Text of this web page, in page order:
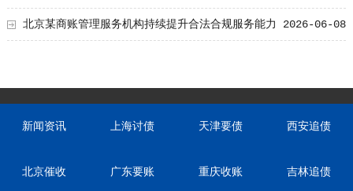
2026-06-08
北京某商账管理服务机构持续提升合法合规服务能力
新闻资讯 上海讨债 天津要债 西安追债
北京催收 广东要账 重庆收账 吉林追债